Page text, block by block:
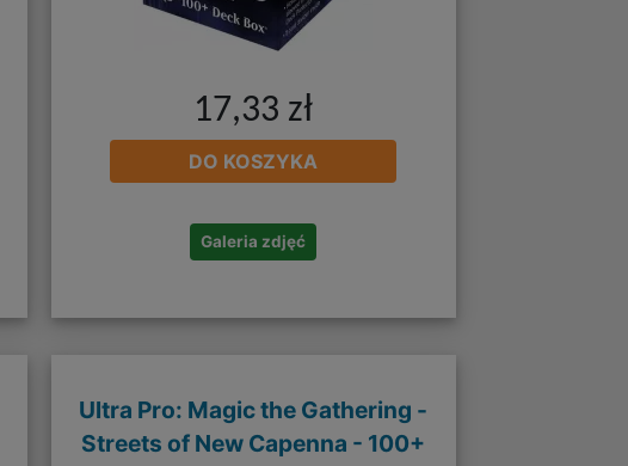
17,33 zł
DO KOSZYKA
Galeria zdjęć
Ultra Pro: Magic the Gathering -
Streets of New Capenna - 100+